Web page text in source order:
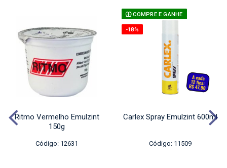
Ritmo Vermelho Emulzint
150g
Código: 12631
COMPRE E GANHE
-18%
Carlex Spray Emulzint 600ml
Código: 11509